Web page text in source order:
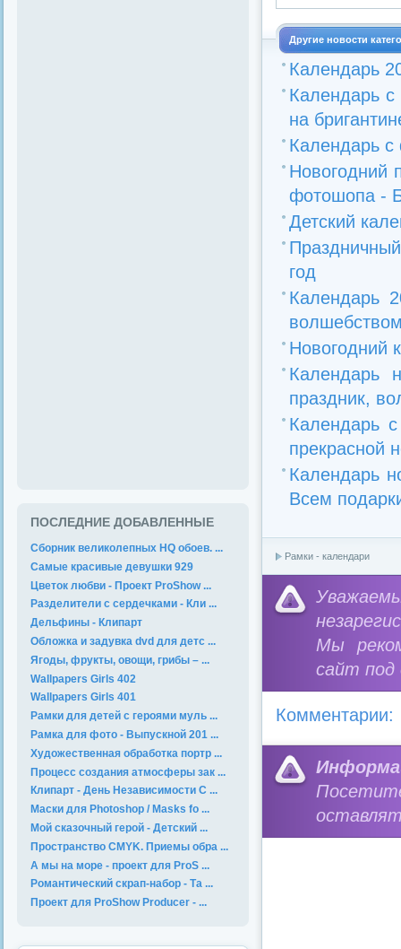
Другие новости
Календарь
Календарь
на
Календарь с
Новогодний
фотошопа -
Детский
год
Календарь
Новогодний
Календарь
праздник,
Календарь
прекрасной
Календарь
Всем
Рамки - календари
Мы
сайт под
Комментарии:
ПОСЛЕДНИЕ ДОБАВЛЕННЫЕ
Сборник великолепных HQ обоев. ...
Самые красивые девушки 929
Цветок любви - Проект ProShow ...
Разделители с сердечками - Кли ...
Дельфины - Клипарт
Обложка и задувка dvd для детс ...
Ягоды, фрукты, овощи, грибы – ...
Wallpapers Girls 402
Wallpapers Girls 401
Рамки для детей с героями муль ...
Рамка для фото - Выпускной 201 ...
Художественная обработка портр ...
Процесс создания атмосферы зак ...
Клипарт - День Независимости С ...
Маски для Photoshop / Masks fo ...
Мой сказочный герой - Детский ...
Пространство CMYK. Приемы обра ...
А мы на море - проект для ProS ...
Романтический скрап-набор - Та ...
Проект для ProShow Producer - ...